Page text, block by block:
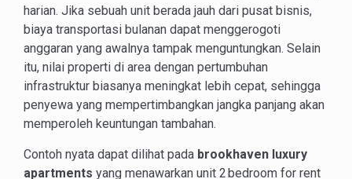
harian. Jika sebuah unit berada jauh dari pusat bisnis,
biaya transportasi bulanan dapat menggerogoti
anggaran yang awalnya tampak menguntungkan. Selain
itu, nilai properti di area dengan pertumbuhan
infrastruktur biasanya meningkat lebih cepat, sehingga
penyewa yang mempertimbangkan jangka panjang akan
memperoleh keuntungan tambahan.
Contoh nyata dapat dilihat pada brookhaven luxury
apartments yang menawarkan unit 2 bedroom for rent